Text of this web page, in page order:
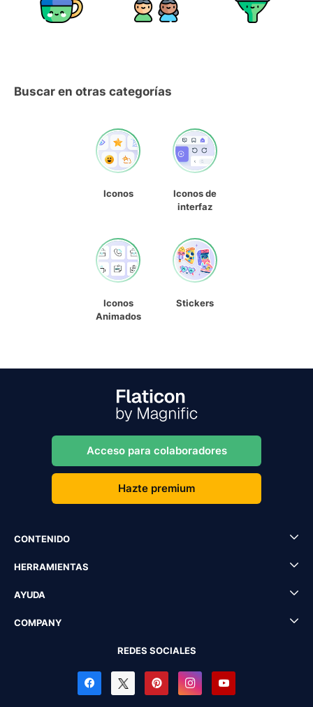
Buscar en otras categorías
Iconos
Iconos de
interfaz
Iconos
Animados
Stickers
Acceso para colaboradores
Hazte premium
CONTENIDO
HERRAMIENTAS
AYUDA
COMPANY
REDES SOCIALES